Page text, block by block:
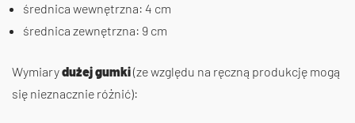
średnica wewnętrzna: 4 cm
średnica zewnętrzna: 9 cm
Wymiarydużej gumki(ze względu na ręczną produkcję mogą
się nieznacznie różnić):